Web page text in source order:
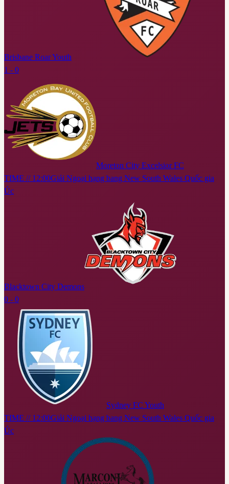
Brisbane Roar Youth
1 - 0
Moreton City Excelsior FC
TIME // 12:00Giải Ngoại hạng bang New South Wales Quốc gia
Úc
Blacktown City Demons
0 - 0
Sydney FC Youth
TIME // 12:00Giải Ngoại hạng bang New South Wales Quốc gia
Úc